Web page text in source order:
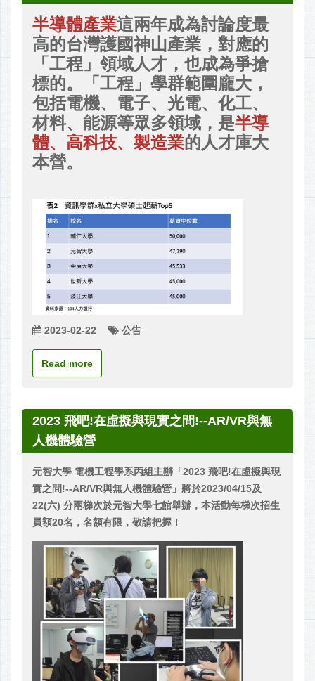
半導體產業這兩年成為討論度最
高的台灣護國神山產業，對應的
「工程」領域人才，也成為爭搶
標的。「工程」學群範圍龐大，
包括電機、電子、光電、化工、
材料、能源等眾多領域，是半導
體、高科技、製造業的人才庫大
本營。
2023-02-22 公告
Read more
2023 飛吧!在虛擬與現實之間!--AR/VR與無
人機體驗營
元智大學 電機工程學系丙組主辦「2023 飛吧!在虛擬與現
實之間!--AR/VR與無人機體驗營」將於2023/04/15及
22(六) 分兩梯次於元智大學七館舉辦，本活動每梯次招生
員額20名，名額有限，敬請把握！